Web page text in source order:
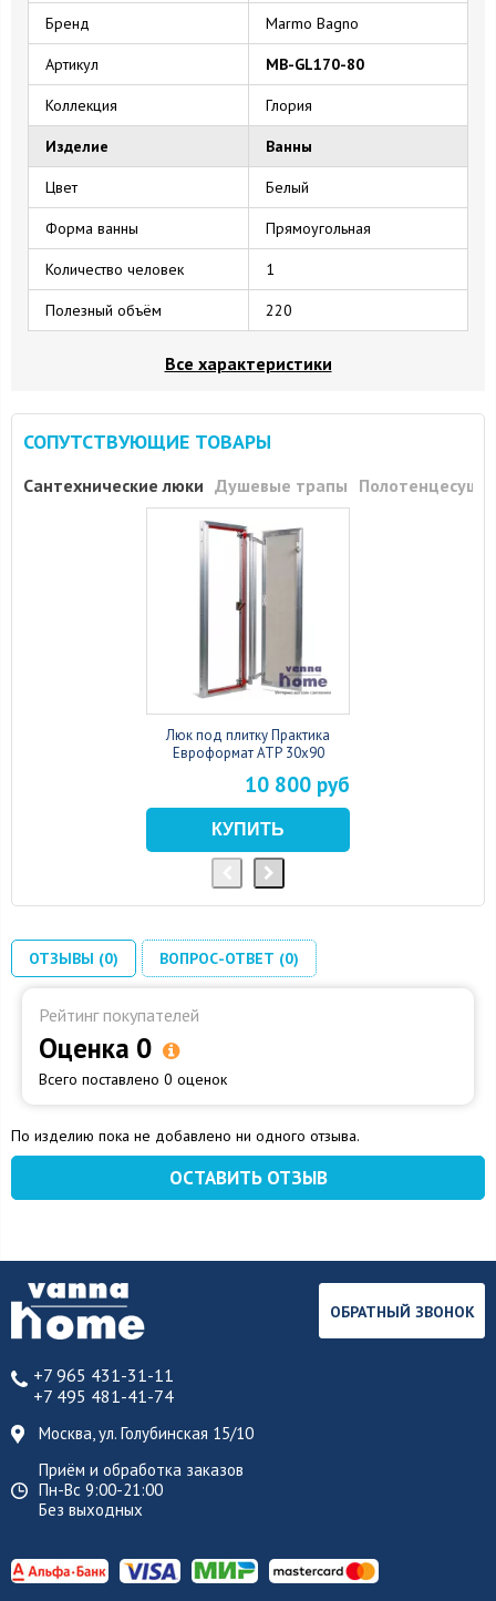
Бренд Marmo Bagno
Артикул MB-GL170-80
Коллекция Глория
Изделие Ванны
Цвет Белый
Форма ванны Прямоугольная
Количество человек 1
Полезный объём 220
Все характеристики
СОПУТСТВУЮЩИЕ ТОВАРЫ
Сантехнические люки Душевые трапы
Люк под плитку Практика
Евроформат АТР 30x90
10 800 руб
ОТЗЫВЫ (0) ВОПРОС-ОТВЕТ (0)
Рейтинг покупателей
Оценка 0
Всего поставлено 0 оценок
По изделию пока не добавлено ни одного отзыва.
ОСТАВИТЬ ОТЗЫВ
+7 965 431-31-11
+7 495 481-41-74
Москва, ул. Голубинская 15/10
Приём и обработка заказов
Пн-Вс 9:00-21:00
Без выходных
ОБРАТНЫЙ ЗВОНОК